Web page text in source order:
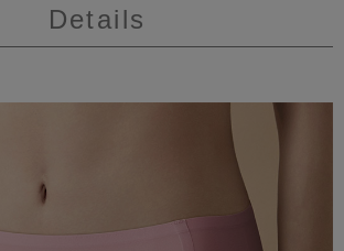
Details